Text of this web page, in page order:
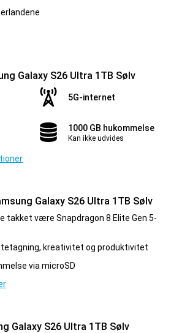
Galaxy S26 Ultra 1TB Sølv
5G-internet
1000 GB hukommelse
Kan ikke udvides
Galaxy S26 Ultra 1TB Sølv
takket være Snapdragon 8 Elite Gen 5-
kreativitet og produktivitet
via microSD
Galaxy S26 Ultra 1TB Sølv